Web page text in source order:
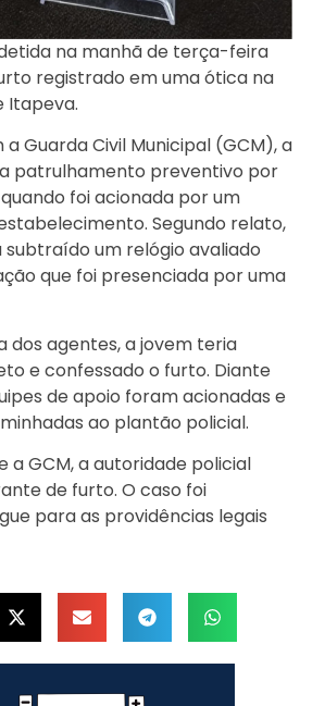
na manhã de terça-feira
registrado em uma ótica na
Itapeva.
Guarda Civil Municipal (GCM), a
patrulhamento preventivo por
foi acionada por um
Segundo relato,
um relógio avaliado
que foi presenciada por uma
dos agentes, a jovem teria
e confessado o furto. Diante
de apoio foram acionadas e
ao plantão policial.
a GCM, a autoridade policial
de furto. O caso foi
para as providências legais